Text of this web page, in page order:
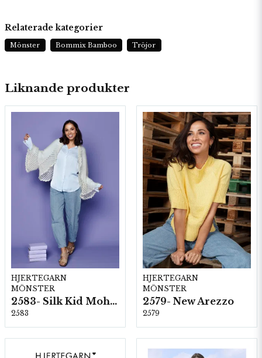
Liknande produkter
HJERTEGARN
MÖNSTER
2583- Silk Kid Mohair
2583
HJERTEGARN
MÖNSTER
2579- New Arezzo
2579
Relaterade kategorier
Mönster Bommix Bamboo Tröjor